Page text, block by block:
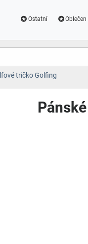
Ostatní Oblečen
tričko Golfing